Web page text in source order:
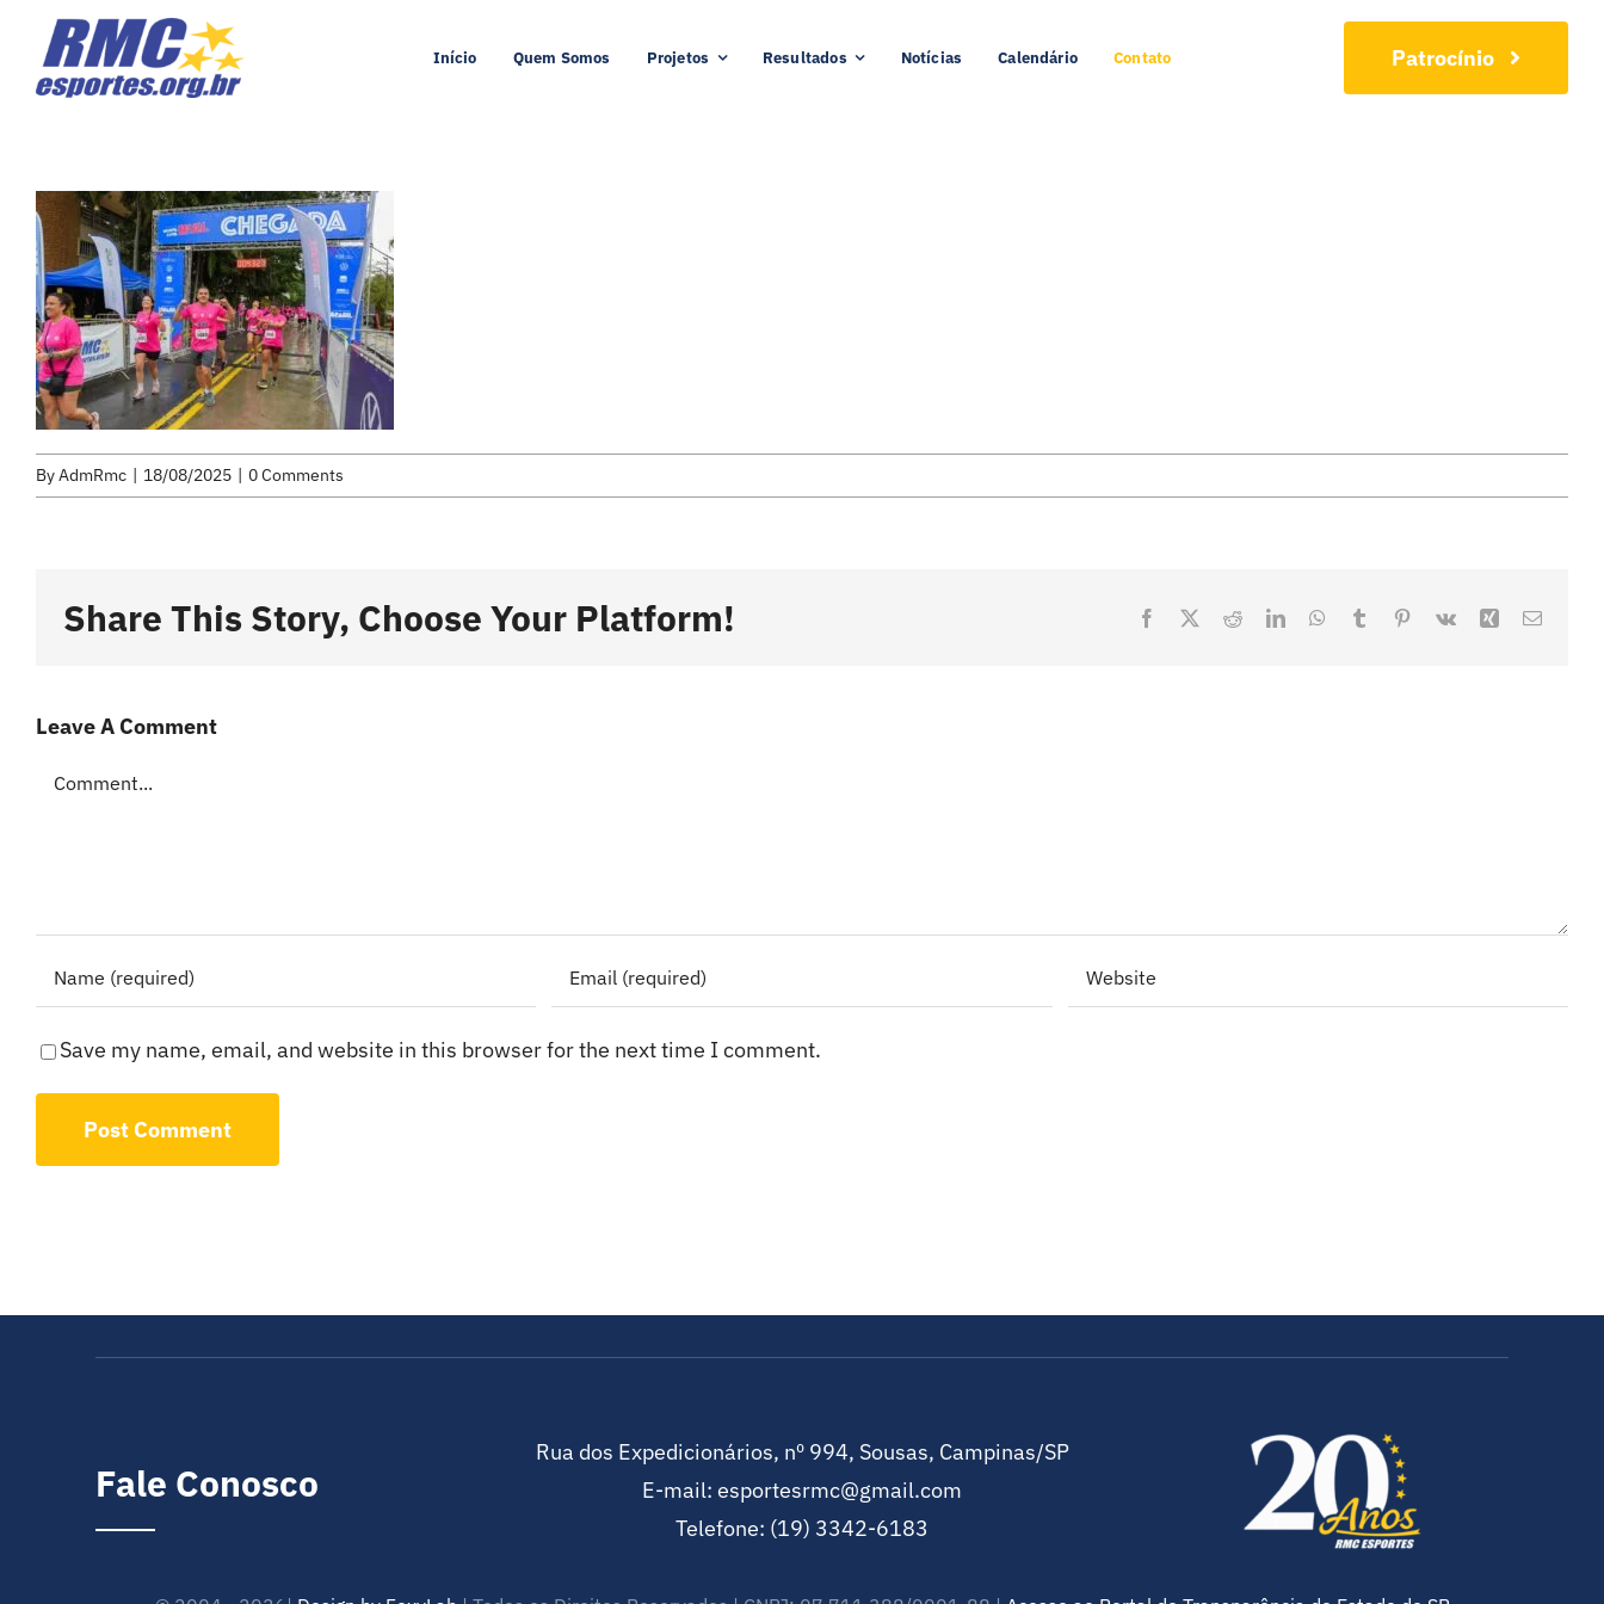
content
Início Quem Somos Projetos Resultados Notícias Calendário Contato Patrocínio
ByAdmRmc | 18/08/2025 | 0 Comments
Share This Story, Choose Your Platform! Facebook
X RedditLinkedInWhatsApp
TumblrPinterest
Vk Xing Email
Leave A Comment
Comment
Save my name, email, and website in this browser for the next time I comment.
Fale Conosco
Rua dos Expedicionários, nº 994, Sousas, Campinas/SP
E-mail: esportesrmc@gmail.com
Telefone: (19) 3342-6183